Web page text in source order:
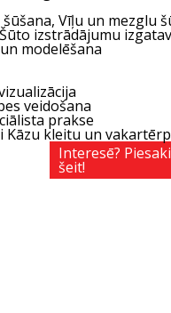
Vīļu un mezglu
izstrādājumu
modelēšana
veidošana
prakse
kleitu un
Interesē?
šeit!